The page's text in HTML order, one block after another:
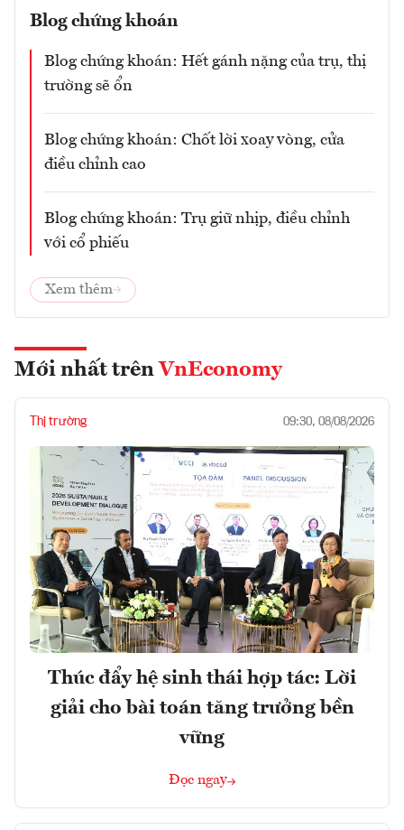
Blog chứng khoán
Blog chứng khoán: Hết gánh nặng của trụ, thị
trường sẽ ổn
Blog chứng khoán: Chốt lời xoay vòng, cửa
điều chỉnh cao
Blog chứng khoán: Trụ giữ nhịp, điều chỉnh
với cổ phiếu
Xem thêm
Mới nhất trên VnEconomy
Thị trường 09:30, 08/08/2026
Thúc đẩy hệ sinh thái hợp tác: Lời
giải cho bài toán tăng trưởng bền
vững
Đọc ngay